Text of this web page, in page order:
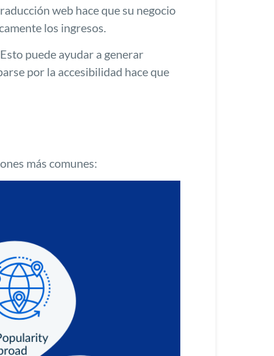
web hace que su negocio
los ingresos.
puede ayudar a generar
por la accesibilidad hace que
más comunes: